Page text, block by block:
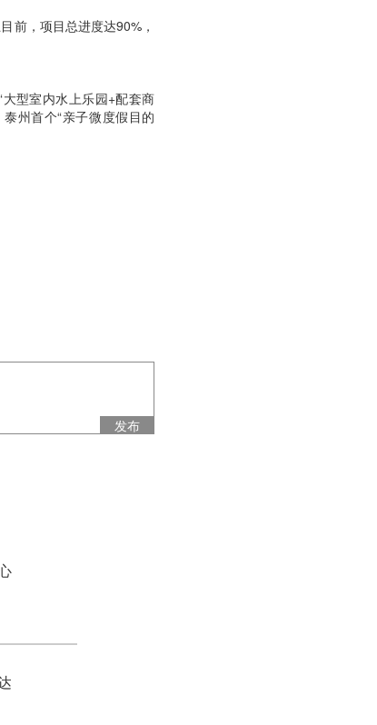
前，项目总进度达90%，
型室内水上乐园+配套商
州首个“亲子微度假目的
发布